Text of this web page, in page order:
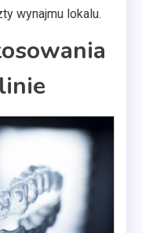
wynajmu lokalu.